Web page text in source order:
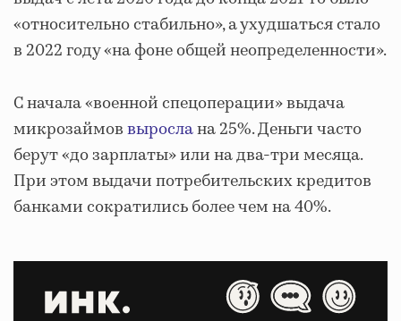
«относительно стабильно», а ухудшаться стало
в 2022 году «на фоне общей неопределенности».
С начала «военной спецоперации» выдача
микрозаймоввырослана 25%. Деньги часто
берут «до зарплаты» или на два-три месяца.
При этом выдачи потребительских кредитов
банками сократились более чем на 40%.